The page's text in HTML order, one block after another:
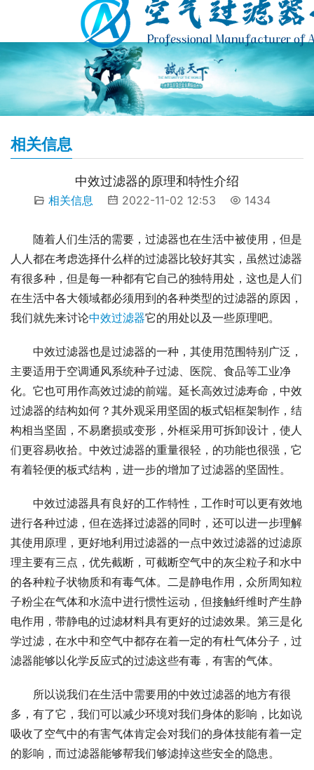
相关信息
中效过滤器的原理和特性介绍
相关信息 2022-11-02 12:53 1434
随着人们生活的需要，过滤器也在生活中被使用，但是
人人都在考虑选择什么样的过滤器比较好其实，虽然过滤器
有很多种，但是每一种都有它自己的独特用处，这也是人们
在生活中各大领域都必须用到的各种类型的过滤器的原因，
我们就先来讨论中效过滤器它的用处以及一些原理吧。
中效过滤器也是过滤器的一种，其使用范围特别广泛，
主要适用于空调通风系统种子过滤、医院、食品等工业净
化。它也可用作高效过滤的前端。延长高效过滤寿命，中效
过滤器的结构如何？其外观采用坚固的板式铝框架制作，结
构相当坚固，不易磨损或变形，外框采用可拆卸设计，使人
们更容易收拾。中效过滤器的重量很轻，的功能也很强，它
有着轻便的板式结构，进一步的增加了过滤器的坚固性。
中效过滤器具有良好的工作特性，工作时可以更有效地
进行各种过滤，但在选择过滤器的同时，还可以进一步理解
其使用原理，更好地利用过滤器的一点中效过滤器的过滤原
理主要有三点，优先截断，可截断空气中的灰尘粒子和水中
的各种粒子状物质和有毒气体。二是静电作用，众所周知粒
子粉尘在气体和水流中进行惯性运动，但接触纤维时产生静
电作用，带静电的过滤材料具有更好的过滤效果。第三是化
学过滤，在水中和空气中都存在着一定的有杜气体分子，过
滤器能够以化学反应式的过滤这些有毒，有害的气体。
所以说我们在生活中需要用的中效过滤器的地方有很
多，有了它，我们可以减少环境对我们身体的影响，比如说
吸收了空气中的有害气体肯定会对我们的身体技能有着一定
的影响，而过滤器能够帮我们够滤掉这些安全的隐患。